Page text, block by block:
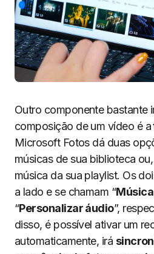
Outro componente bastante
composição de um vídeo é a
Microsoft Fotos dá duas
músicas de sua biblioteca
música da sua playlist. Os
a lado e se chamam “
“Personalizar áudio”,
disso, é possível ativar um
automaticamente, irá